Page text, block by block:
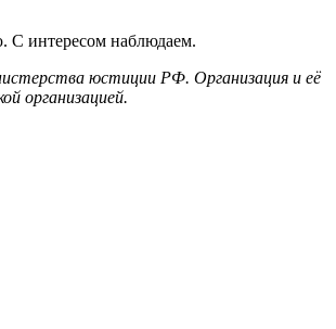
С интересом наблюдаем.
юстиции РФ. Организация и её
организацией.